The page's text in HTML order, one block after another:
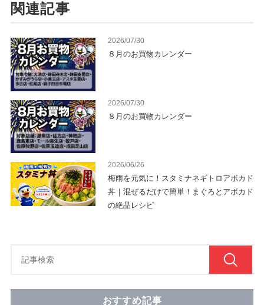
関連記事
2026/07/30
８月のお買物カレンダー
2026/07/30
８月のお買物カレンダー
2026/06/26
梅雨を元気に！スタミナネギトロアボカド
丼｜混ぜるだけで簡単！まぐろとアボカド
の絶品レシピ
おすすめ記事